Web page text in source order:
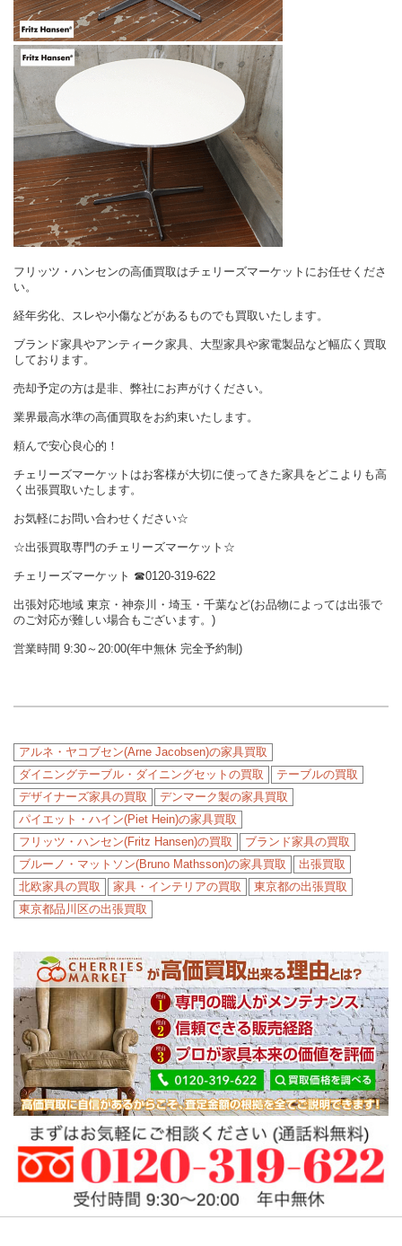
フリッツ・ハンセンの高価買取はチェリーズマーケットにお任せくださ
い。
経年劣化、スレや小傷などがあるものでも買取いたします。
ブランド家具やアンティーク家具、大型家具や家電製品など幅広く買取
しております。
売却予定の方は是非、弊社にお声がけください。
業界最高水準の高価買取をお約束いたします。
頼んで安心良心的！
チェリーズマーケットはお客様が大切に使ってきた家具をどこよりも高
く出張買取いたします。
お気軽にお問い合わせください☆
☆出張買取専門のチェリーズマーケット☆
チェリーズマーケット ☎︎0120-319-622
出張対応地域 東京・神奈川・埼玉・千葉など(お品物によっては出張で
のご対応が難しい場合もございます。)
営業時間 9:30～20:00(年中無休 完全予約制)
アルネ・ヤコブセン(Arne Jacobsen)の家具買取
ダイニングテーブル・ダイニングセットの買取
テーブルの買取
デザイナーズ家具の買取
デンマーク製の家具買取
パイエット・ハイン(Piet Hein)の家具買取
フリッツ・ハンセン(Fritz Hansen)の買取
ブランド家具の買取
ブルーノ・マットソン(Bruno Mathsson)の家具買取
出張買取
北欧家具の買取
家具・インテリアの買取
東京都の出張買取
東京都品川区の出張買取